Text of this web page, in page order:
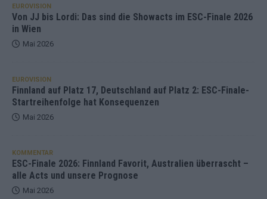
EUROVISION
Von JJ bis Lordi: Das sind die Showacts im ESC-Finale 2026
in Wien
Mai 2026
EUROVISION
Finnland auf Platz 17, Deutschland auf Platz 2: ESC-Finale-
Startreihenfolge hat Konsequenzen
Mai 2026
KOMMENTAR
ESC-Finale 2026: Finnland Favorit, Australien überrascht –
alle Acts und unsere Prognose
Mai 2026